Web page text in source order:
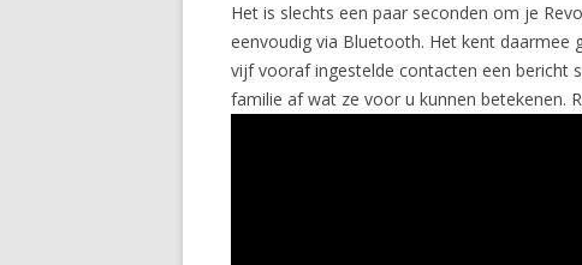
Het is slechts een paar seconden om je
eenvoudig via Bluetooth. Het kent daarmee
vijf vooraf ingestelde contacten een bericht
familie af wat ze voor u kunnen betekenen.